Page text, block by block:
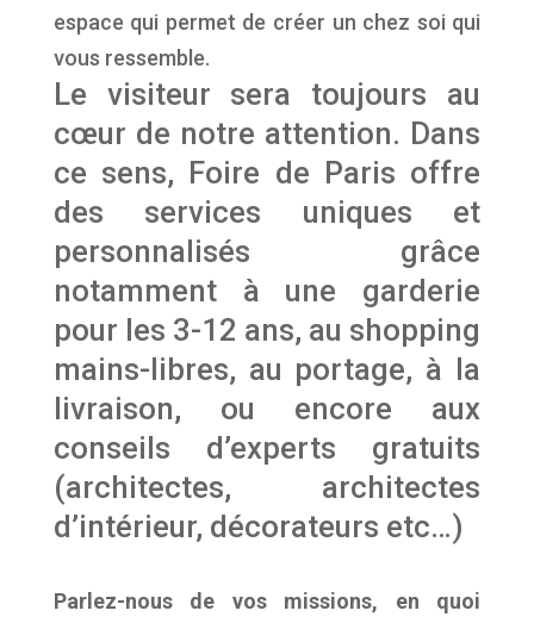
espace qui permet de créer un chez soi qui
vous ressemble.
Le visiteur sera toujours au
cœur de notre attention. Dans
ce sens, Foire de Paris offre
des services uniques et
personnalisés grâce
notamment à une garderie
pour les 3-12 ans, au shopping
mains-libres, au portage, à la
livraison, ou encore aux
conseils d’experts gratuits
(architectes, architectes
d’intérieur, décorateurs etc…)
Parlez-nous de vos missions, en quoi